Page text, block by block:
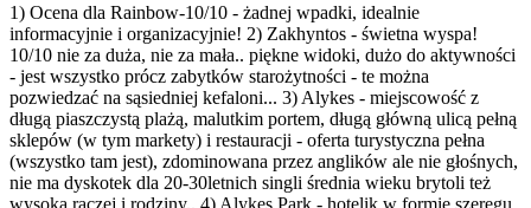
1) Ocena dla Rainbow-10/10 - żadnej wpadki, idealnie
informacyjnie i organizacyjnie! 2) Zakhyntos - świetna wyspa!
10/10 nie za duża, nie za mała.. piękne widoki, dużo do aktywności
- jest wszystko prócz zabytków starożytności - te można
pozwiedzać na sąsiedniej kefaloni... 3) Alykes - miejscowość z
długą piaszczystą plażą, malutkim portem, długą główną ulicą pełną
sklepów (w tym markety) i restauracji - oferta turystyczna pełna
(wszystko tam jest), zdominowana przez anglików ale nie głośnych,
nie ma dyskotek dla 20-30letnich singli średnia wieku brytoli też
wysoka raczej i rodziny.. 4) Alykes Park - hotelik w formie szeregu